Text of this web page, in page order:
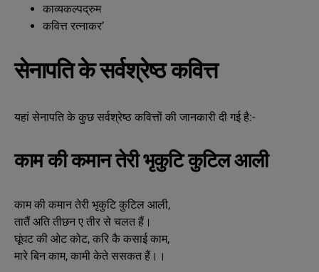
काव्यकल्पद्रुम
कवित्त रत्नाकर’
सेनापति के सर्वश्रेष्ठ कवित्त
यहां सेनापति के कुछ सर्वश्रेष्ठ कवित्तों की जानकारी दी गई है:-
काम की कमान तेरी भृकुटि कुटिल आली
काम की कमान तेरी भृकुटि कुटिल आली,
तातैं अति तीछन ए तीर से चलत हैं।
घूंघट की ओट कोट, करि कै कसाई काम,
मारे बिन काम, कामी केते ससकत हैं।।